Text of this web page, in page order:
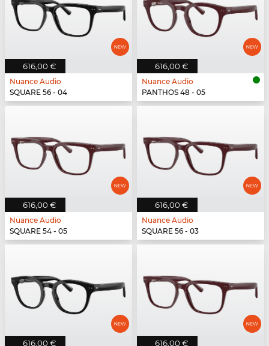
616,00 €
Nuance Audio
SQUARE 56 - 04
616,00 €
Nuance Audio
PANTHOS 48 - 05
616,00 €
Nuance Audio
SQUARE 54 - 05
616,00 €
Nuance Audio
SQUARE 56 - 03
616,00 € 616,00 €